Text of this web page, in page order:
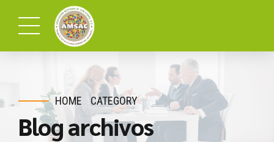
HOME CATEGORY
Blog archivos